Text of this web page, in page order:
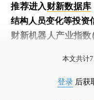
推荐进入财新数据库
结构人员变化等投资
财新机器人产业指数
本文共计
登录 后获